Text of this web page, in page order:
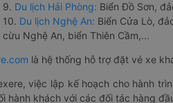
9. Du lịch Hải Phòng: Biển Đồ Sơn,
10. Du lịch Nghệ An: Biển Cửa Lò,
cừu Nghệ An, biển Thiên Cầm,...
là hệ thống hỗ trợ đặt vé xe
việc lập kế hoạch cho hành
hành khách với các đối tác hàng